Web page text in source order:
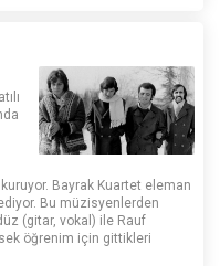
kuruyor. Bayrak Kuartet eleman
Bu müzisyenlerden
(gitar, vokal) ile Rauf
öğrenim için gittikleri